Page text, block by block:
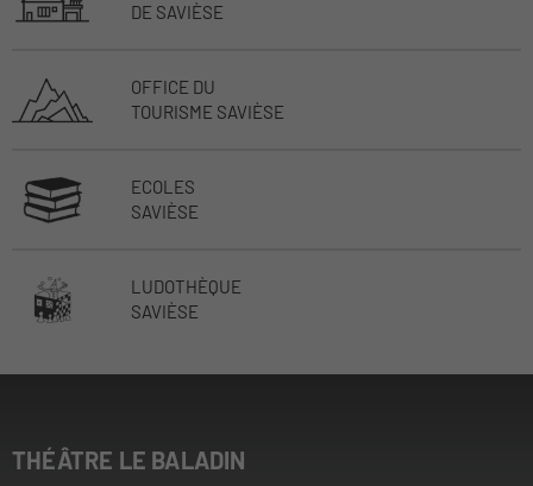
DE SAVIÈSE
OFFICE DU
TOURISME SAVIÈSE
ECOLES
SAVIÈSE
LUDOTHÈQUE
SAVIÈSE
THÉÂTRE LE BALADIN